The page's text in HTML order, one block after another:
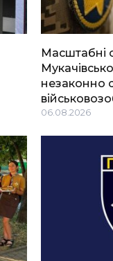
Масштабні
незаконно
06.08.2026